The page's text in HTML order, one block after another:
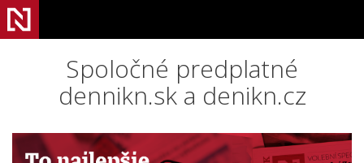
Spoločné predplatné
dennikn.sk a denikn.cz